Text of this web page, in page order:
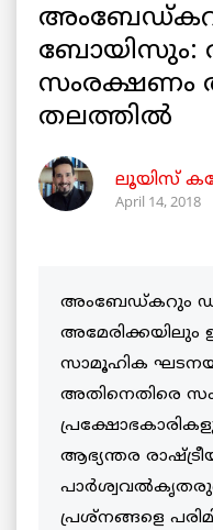
ബോയിസും:
തലത്തില്‍
ലൂയിസ്
April 14, 2018
അംബേഡ്കറും
അമേരിക്കയിലും
സാമൂഹിക
അതിനെതിരെ
ആഭ്യന്തര
പ്രശ്നങ്ങളെ